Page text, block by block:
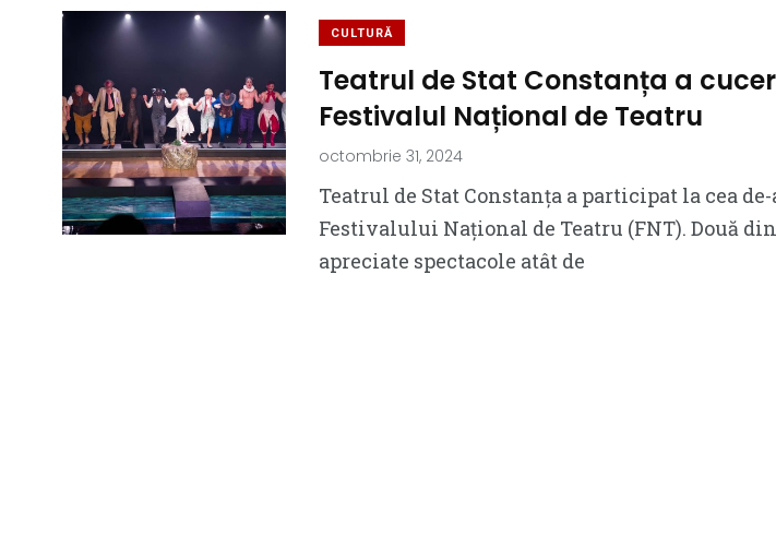
CULTURĂ
Teatrul de Stat Constanța a
Festivalul Național de Teatru
octombrie 31, 2024
Teatrul de Stat Constanța a participat la cea
Festivalului Național de Teatru (FNT). Două
apreciate spectacole atât de